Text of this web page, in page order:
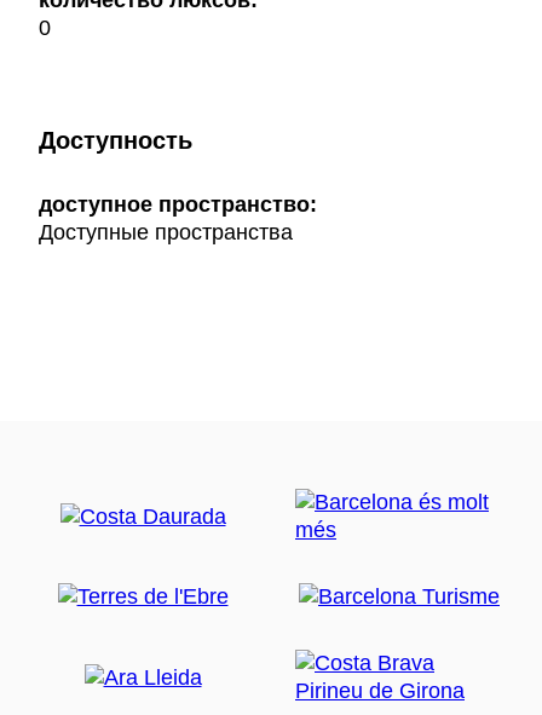
0
Доступность
доступное пространство:
Доступные пространства